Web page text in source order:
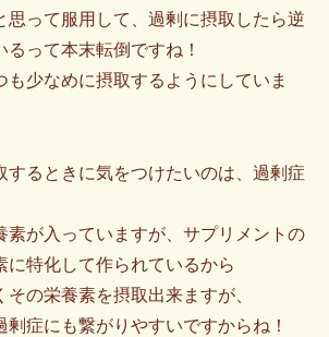
思って服用して、過剰に摂取したら逆
って本末転倒ですね！
も少なめに摂取するようにしていま
するときに気をつけたいのは、過剰症
素が入っていますが、サプリメントの
に特化して作られているから
の栄養素を摂取出来ますが、
剰症にも繋がりやすいですからね！